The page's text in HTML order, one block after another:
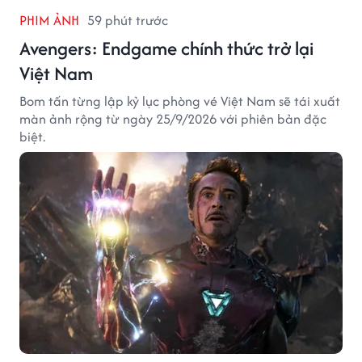
phải là luôn ở cạnh nhau mỗi phút mỗi
giây'
Qua những chia sẻ, có thể thấy Phương Trinh Jolie
đang nhìn hôn nhân theo hướng thực tế hơn.
PHIM ẢNH 59 phút trước